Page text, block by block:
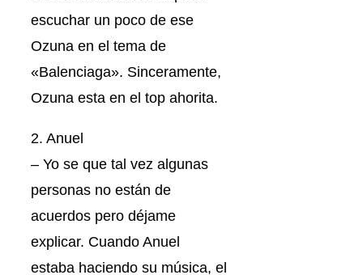
escuchar un poco de ese
Ozuna en el tema de
«Balenciaga». Sinceramente,
Ozuna esta en el top ahorita.
2. Anuel
– Yo se que tal vez algunas
personas no están de
acuerdos pero déjame
explicar. Cuando Anuel
estaba haciendo su música, el